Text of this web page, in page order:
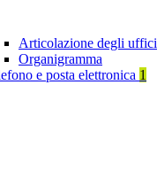
Articolazione degli uffici
Organigramma
e posta elettronica 1